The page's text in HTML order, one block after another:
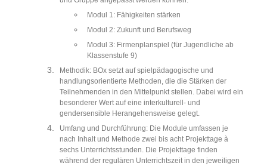
Modul 1: Fähigkeiten stärken
Modul 2: Zukunft und Berufsweg
Modul 3: Firmenplanspiel (für Jugendliche ab
Klassenstufe 9)
Methodik: BOx setzt auf spielpädagogische und
handlungsorientierte Methoden, die die Stärken der
Teilnehmenden in den Mittelpunkt stellen. Dabei wird ein
besonderer Wert auf eine interkulturell- und
gendersensible Herangehensweise gelegt.
Umfang und Durchführung: Die Module umfassen je
nach Inhalt und Methode zwei bis acht Projekttage à
sechs Unterrichtsstunden. Die Projekttage finden
während der regulären Unterrichtszeit in den jeweiligen